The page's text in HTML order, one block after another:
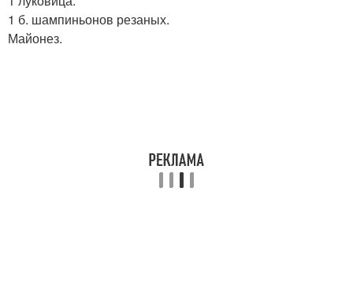
1 б. шампиньонов резаных.
Майонез.